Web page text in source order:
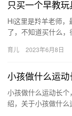
只买一个早教
Hi这里是羚羊老师
了，不知道买什么
育儿 2023年6月8日
小孩做什么运
小孩做什么运动长
绍，关于小孩做什